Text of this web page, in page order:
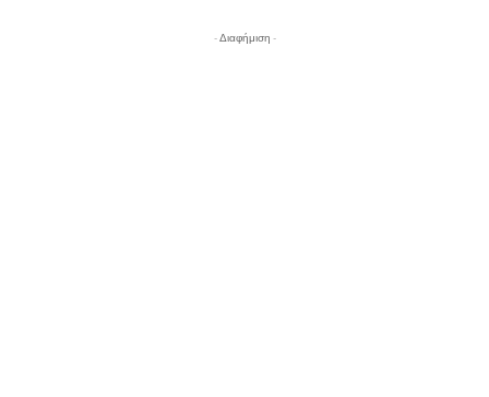
- Διαφήμιση -